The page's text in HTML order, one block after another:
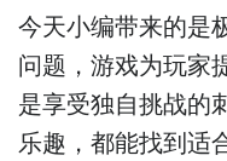
今天小编带来的是
问题， 游戏为玩家
是享受独自挑战的
乐趣，都能找到适